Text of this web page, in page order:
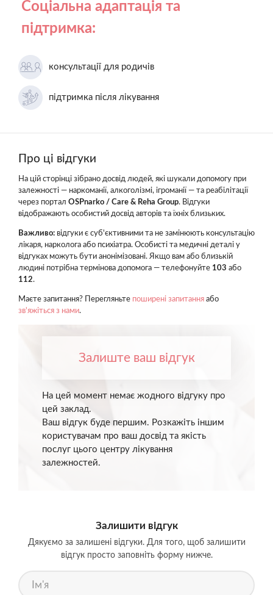
Соціальна адаптація та
підтримка:
консультації для родичів
підтримка після лікування
Про ці відгуки
На цій сторінці зібрано досвід людей, які шукали допомогу при
залежності — наркоманії, алкоголізмі, ігроманії — та реабілітації
через портал OSPnarko / Care & Reha Group. Відгуки
відображають особистий досвід авторів та їхніх близьких.
Важливо: відгуки є суб'єктивними та не замінюють консультацію
лікаря, нарколога або психіатра. Особисті та медичні деталі у
відгуках можуть бути анонімізовані. Якщо вам або близькій
людині потрібна термінова допомога — телефонуйте 103 або
112.
Маєте запитання? Перегляньте поширені запитання або
зв'яжіться з нами.
Залиште ваш відгук
На цей момент немає жодного відгуку про
цей заклад.
Ваш відгук буде першим. Розкажіть іншим
користувачам про ваш досвід та якість
послуг цього центру лікування
залежностей.
Залишити відгук
Дякуємо за залишені відгуки. Для того, щоб залишити
відгук просто заповніть форму нижче.